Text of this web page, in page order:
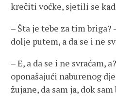
krečiti voćke, sjetili se
– Šta je tebe za tim
dolje putem, a da se i ne
– E, a da se i ne svraćam,
oponašajući naburenog
žujane, da sam ja, dok